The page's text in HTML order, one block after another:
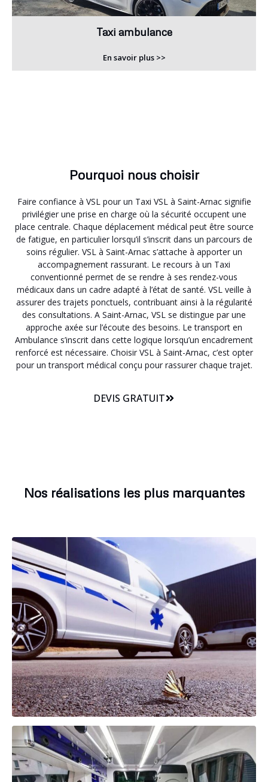
Taxi ambulance
En savoir plus >>
Pourquoi nous choisir
Faire confiance à VSL pour un Taxi VSL à Saint-Arnac signifie
privilégier une prise en charge où la sécurité occupent une
place centrale. Chaque déplacement médical peut être source
de fatigue, en particulier lorsqu’il s’inscrit dans un parcours de
soins régulier. VSL à Saint-Arnac s’attache à apporter un
accompagnement rassurant. Le recours à un Taxi
conventionné permet de se rendre à ses rendez-vous
médicaux dans un cadre adapté à l’état de santé. VSL veille à
assurer des trajets ponctuels, contribuant ainsi à la régularité
des consultations. A Saint-Arnac, VSL se distingue par une
approche axée sur l’écoute des besoins. Le transport en
Ambulance s’inscrit dans cette logique lorsqu’un encadrement
renforcé est nécessaire. Choisir VSL à Saint-Arnac, c’est opter
pour un transport médical conçu pour rassurer chaque trajet.
DEVIS GRATUIT
Nos réalisations les plus marquantes